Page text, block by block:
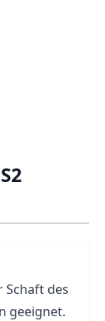
Schaft des
geeignet.